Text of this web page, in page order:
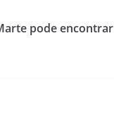
pode encontrar